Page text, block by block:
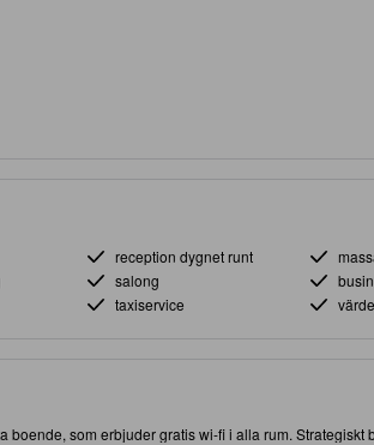
reception dygnet runt
salong
taxiservice
boende, som erbjuder gratis wi-fi i alla rum. Strategiskt